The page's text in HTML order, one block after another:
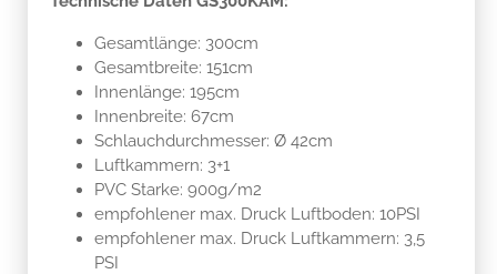
Gesamtlänge: 300cm
Gesamtbreite: 151cm
Innenlänge: 195cm
Innenbreite: 67cm
Schlauchdurchmesser: Ø 42cm
Luftkammern: 3+1
PVC Starke: 900g/m2
empfohlener max. Druck Luftboden: 10PSI
empfohlener max. Druck Luftkammern: 3,5
PSI